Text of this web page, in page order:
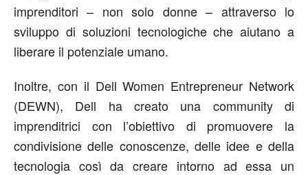
imprenditori – non solo donne – attraverso lo
sviluppo di soluzioni tecnologiche che aiutano a
liberare il potenziale umano.
Inoltre, con il Dell Women Entrepreneur Network
(DEWN), Dell ha creato una community di
imprenditrici con l’obiettivo di promuovere la
condivisione delle conoscenze, delle idee e della
tecnologia così da creare intorno ad essa un